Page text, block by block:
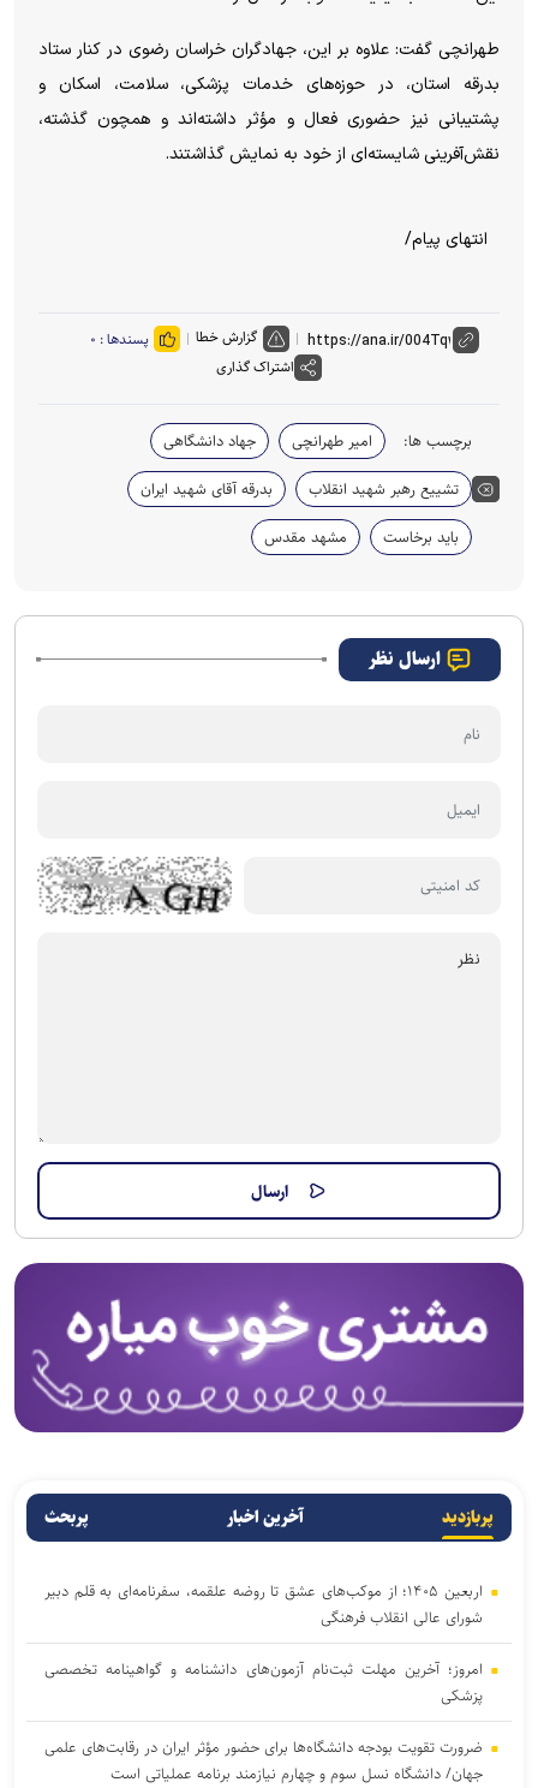
طهرانچی گفت: علاوه بر این، جهادگران خراسان رضوی در کنار ستاد
بدرقه استان، در حوزه‌های خدمات پزشکی، سلامت، اسکان و
پشتیبانی نیز حضوری فعال و مؤثر داشته‌اند و همچون گذشته،
نقش‌آفرینی شایسته‌ای از خود به نمایش گذاشتند.
انتهای پیام/
گزارش خطا پسندها : ۰
اشتراک گذاری
برچسب ها: امیر طهرانچی
جهاد دانشگاهی
تشییع رهبر شهید انقلاب
بدرقه آقای شهید ایران
باید برخاست
مشهد مقدس
ارسال نظر
پربازدید آخرین اخبار پربحث
اربعین ۱۴۰۵؛ از موکب‌های عشق تا روضه علقمه، سفرنامه‌ای به قلم دبیر
شورای عالی انقلاب فرهنگی
امروز؛ آخرین مهلت ثبت‌نام آزمون‌های دانشنامه و گواهینامه تخصصی
پزشکی
ضرورت تقویت بودجه دانشگاه‌ها برای حضور مؤثر ایران در رقابت‌های علمی
جهان/ دانشگاه نسل سوم و چهارم نیازمند برنامه عملیاتی است